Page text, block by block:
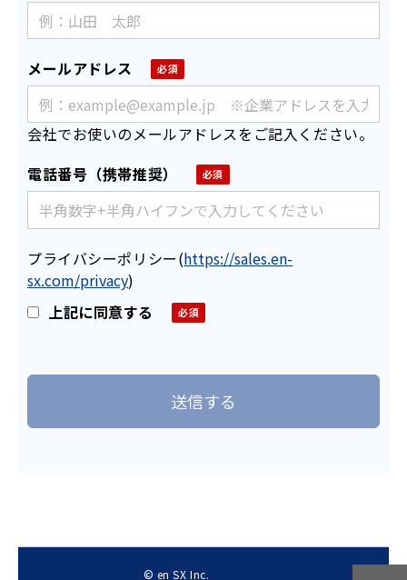
メールアドレス
会社でお使いのメールアドレスをご記入ください。
電話番号（携帯推奨）
プライバシーポリシー(https://sales.en-
sx.com/privacy)
上記に同意する
© en SX Inc.